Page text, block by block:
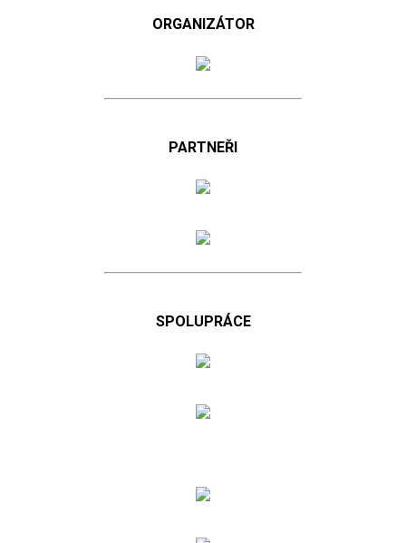
ORGANIZÁTOR
PARTNEŘI
SPOLUPRÁCE